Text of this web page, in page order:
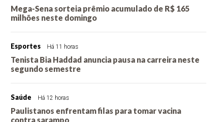
Mega-Sena sorteia prêmio acumulado de R$ 165
milhões neste domingo
Esportes Há 11 horas
Tenista Bia Haddad anuncia pausa na carreira neste
segundo semestre
Saúde Há 12 horas
Paulistanos enfrentam filas para tomar vacina
contra sarampo